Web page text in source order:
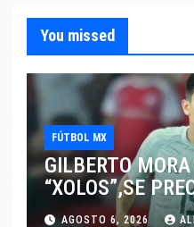
You missed
FÚTBOL MX
GILBERTO
“XOLOS”,SE
JUGAR EN SU
AGOSTO 6, 2026